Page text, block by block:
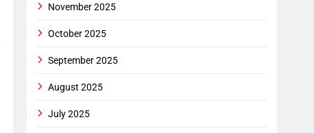
November 2025
October 2025
September 2025
August 2025
July 2025